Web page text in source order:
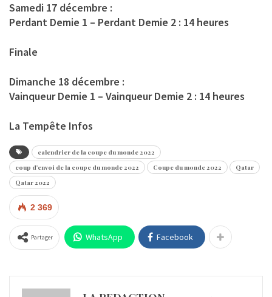
Samedi 17 décembre :
Perdant Demie 1 – Perdant Demie 2 : 14 heures
Finale
Dimanche 18 décembre :
Vainqueur Demie 1 – Vainqueur Demie 2 : 14 heures
La Tempête Infos
calendrier de la coupe du monde 2022
coup d'envoi de la coupe du monde 2022
Coupe du monde 2022
Qatar
Qatar 2022
2 369
Partager WhatsApp Facebook